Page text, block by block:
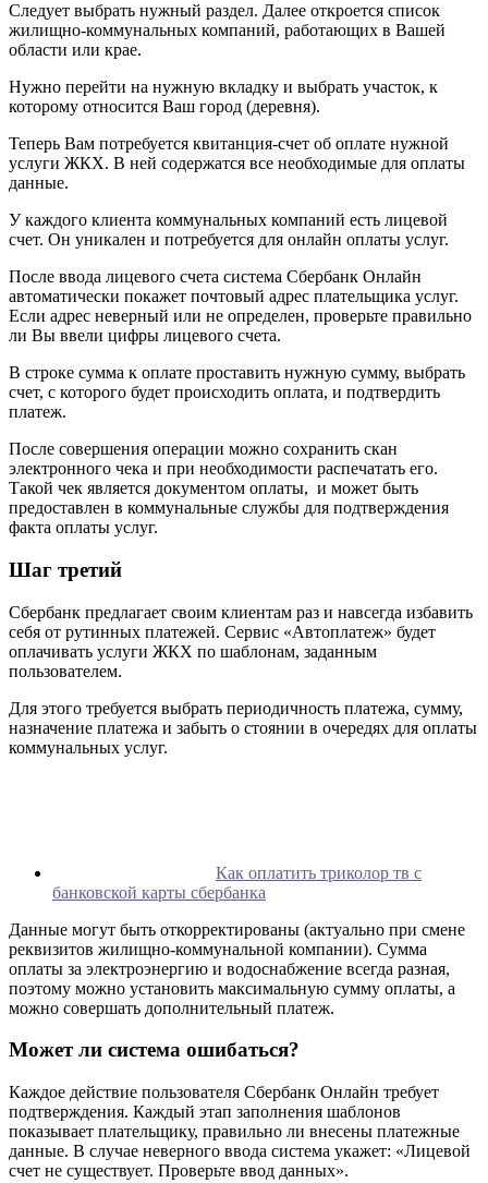
Следует выбрать нужный раздел. Далее откроется список
жилищно-коммунальных компаний, работающих в Вашей
области или крае.
Нужно перейти на нужную вкладку и выбрать участок, к
которому относится Ваш город (деревня).
Теперь Вам потребуется квитанция-счет об оплате нужной
услуги ЖКХ. В ней содержатся все необходимые для оплаты
данные.
У каждого клиента коммунальных компаний есть лицевой
счет. Он уникален и потребуется для онлайн оплаты услуг.
После ввода лицевого счета система Сбербанк Онлайн
автоматически покажет почтовый адрес плательщика услуг.
Если адрес неверный или не определен, проверьте правильно
ли Вы ввели цифры лицевого счета.
В строке сумма к оплате проставить нужную сумму, выбрать
счет, с которого будет происходить оплата, и подтвердить
платеж.
После совершения операции можно сохранить скан
электронного чека и при необходимости распечатать его.
Такой чек является документом оплаты, и может быть
предоставлен в коммунальные службы для подтверждения
факта оплаты услуг.
Шаг третий
Сбербанк предлагает своим клиентам раз и навсегда избавить
себя от рутинных платежей. Сервис «Автоплатеж» будет
оплачивать услуги ЖКХ по шаблонам, заданным
пользователем.
Для этого требуется выбрать периодичность платежа, сумму,
назначение платежа и забыть о стоянии в очередях для оплаты
коммунальных услуг.
Как оплатить триколор тв с
банковской карты сбербанка
Данные могут быть откорректированы (актуально при смене
реквизитов жилищно-коммунальной компании). Сумма
оплаты за электроэнергию и водоснабжение всегда разная,
поэтому можно установить максимальную сумму оплаты, а
можно совершать дополнительный платеж.
Может ли система ошибаться?
Каждое действие пользователя Сбербанк Онлайн требует
подтверждения. Каждый этап заполнения шаблонов
показывает плательщику, правильно ли внесены платежные
данные. В случае неверного ввода система укажет: «Лицевой
счет не существует. Проверьте ввод данных».